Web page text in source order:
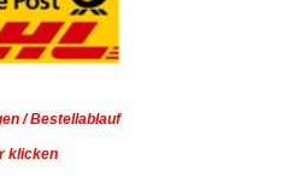
/ Bestellablauf
klicken